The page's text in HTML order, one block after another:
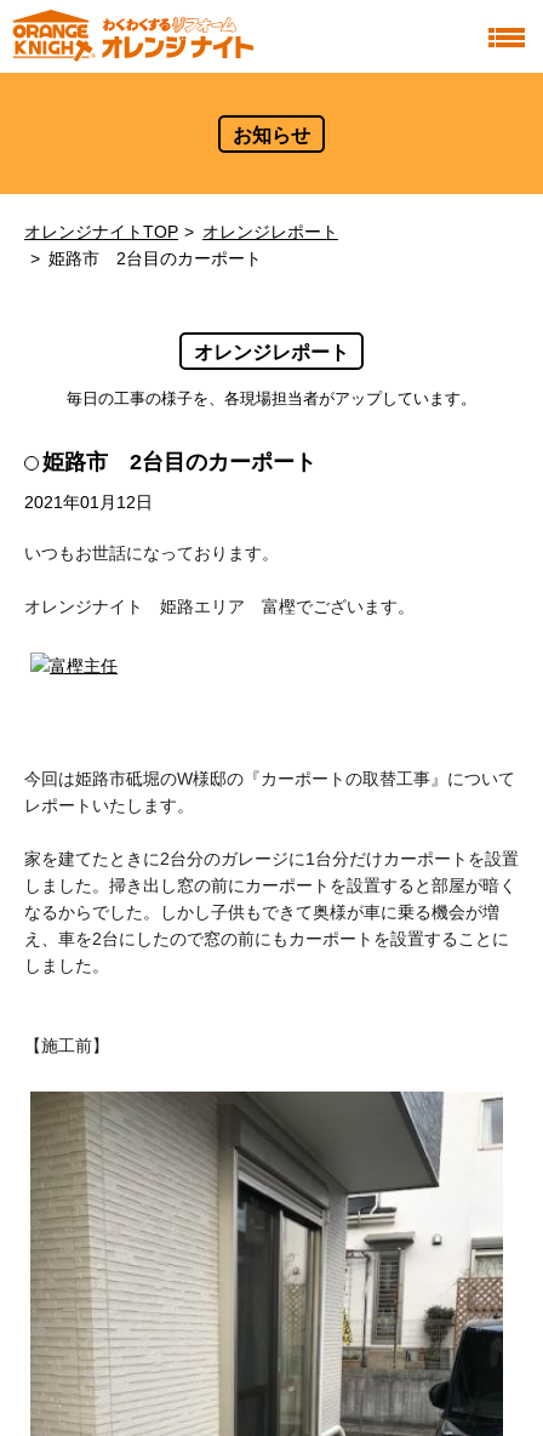
お知らせ
オレンジナイトTOP
オレンジレポート
姫路市 2台目のカーポート
オレンジレポート
毎日の工事の様子を、各現場担当者がアップしています。
姫路市 2台目のカーポート
2021年01月12日
いつもお世話になっております。
オレンジナイト 姫路エリア 富樫でございます。
今回は姫路市砥堀のW様邸の『カーポートの取替工事』について
レポートいたします。
家を建てたときに2台分のガレージに1台分だけカーポートを設置
しました。掃き出し窓の前にカーポートを設置すると部屋が暗く
なるからでした。しかし子供もできて奥様が車に乗る機会が増
え、車を2台にしたので窓の前にもカーポートを設置することに
しました。
【施工前】